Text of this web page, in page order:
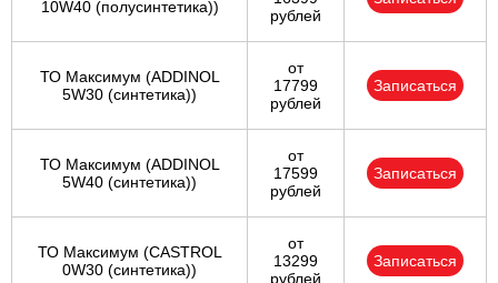
10W40 (полусинтетика))
рублей
ТО Максимум (ADDINOL
5W30 (синтетика))
от
17799
рублей
Записаться
ТО Максимум (ADDINOL
5W40 (синтетика))
от
17599
рублей
Записаться
ТО Максимум (CASTROL
0W30 (синтетика))
от
13299
рублей
Записаться